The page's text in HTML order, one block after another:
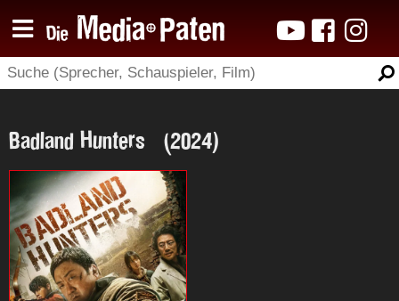
Badland Hunters (2024)